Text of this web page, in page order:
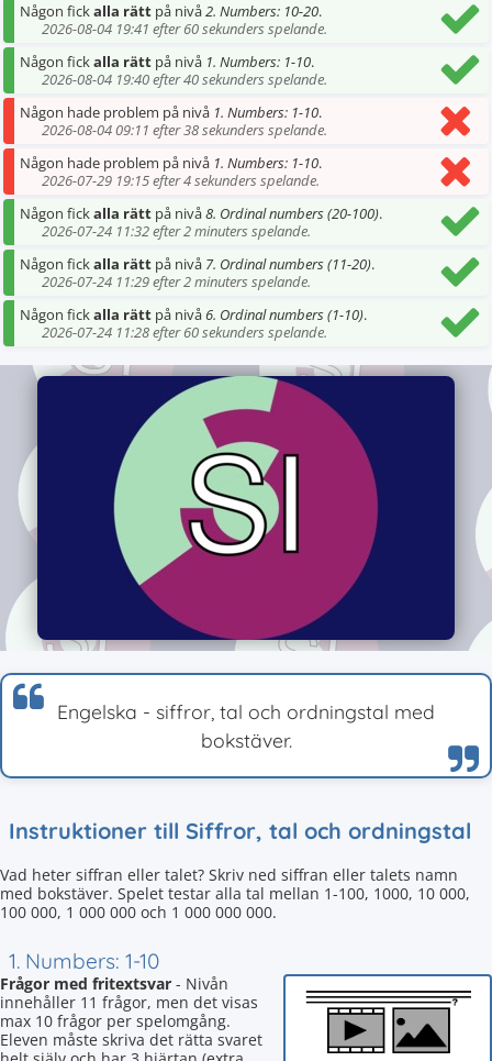
Någon fickalla rätt på nivå2. Numbers: 10-20.
2026-08-04 19:41 efter 60 sekunders spelande.
Någon fickalla rätt på nivå 1. Numbers: 1-10.
2026-08-04 19:40 efter 40 sekunders spelande.
Någon hade problem på nivå 1. Numbers: 1-10.
2026-08-04 09:11 efter 38 sekunders spelande.
Någon hade problem på nivå 1. Numbers: 1-10.
2026-07-29 19:15 efter 4 sekunders spelande.
Någon fickalla rätt på nivå8. Ordinal numbers (20-100).
2026-07-24 11:32 efter 2 minuters spelande.
Någon fickalla rätt på nivå 7. Ordinal numbers (11-20).
2026-07-24 11:29 efter 2 minuters spelande.
Någon fickalla rätt på nivå6. Ordinal numbers (1-10).
2026-07-24 11:28 efter 60 sekunders spelande.
Engelska - siffror, tal och ordningstal med
bokstäver.
Instruktioner till Siffror, tal och ordningstal
Vad heter siffran eller talet? Skriv ned siffran eller talets namn
med bokstäver. Spelet testar alla tal mellan 1-100, 1000, 10 000,
100 000, 1 000 000 och 1 000 000 000.
1. Numbers: 1-10
Frågor med fritextsvar - Nivån
innehåller 11 frågor, men det visas
max 10 frågor per spelomgång.
Eleven måste skriva det rätta svaret